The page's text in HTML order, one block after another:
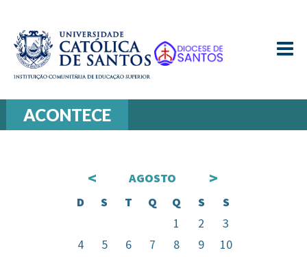
≡
ACONTECE
< AGOSTO >
D S T Q Q S
S
1
2
3
4
5 6 7 8 9
10